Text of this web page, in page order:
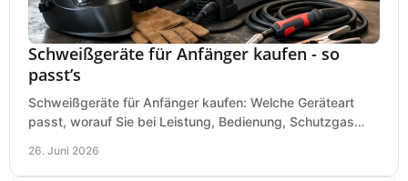
Schweißgeräte für Anfänger kaufen - so
passt’s
Schweißgeräte für Anfänger kaufen: Welche Geräteart
passt, worauf Sie bei Leistung, Bedienung, Schutzgas
26. Juni 2026